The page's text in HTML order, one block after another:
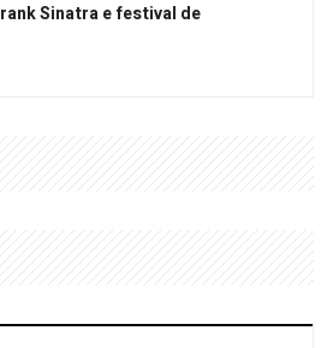
Sinatra e festival de